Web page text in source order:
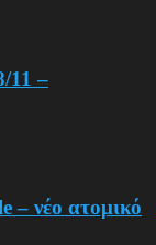
11 –
– νέο ατομικό